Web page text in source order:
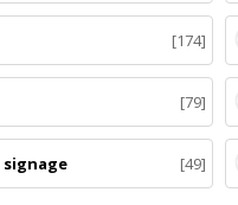
174
79
signage 49